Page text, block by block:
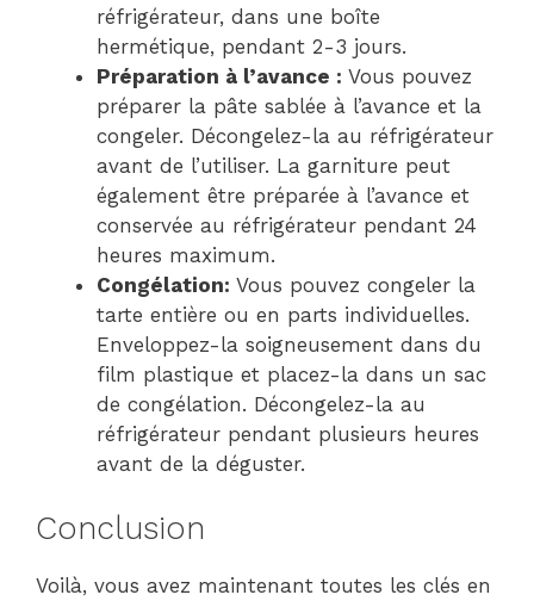
réfrigérateur, dans une boîte
hermétique, pendant 2-3 jours.
Préparation à l’avance : Vous pouvez
préparer la pâte sablée à l’avance et la
congeler. Décongelez-la au réfrigérateur
avant de l’utiliser. La garniture peut
également être préparée à l’avance et
conservée au réfrigérateur pendant 24
heures maximum.
Congélation: Vous pouvez congeler la
tarte entière ou en parts individuelles.
Enveloppez-la soigneusement dans du
film plastique et placez-la dans un sac
de congélation. Décongelez-la au
réfrigérateur pendant plusieurs heures
avant de la déguster.
Conclusion
Voilà, vous avez maintenant toutes les clés en